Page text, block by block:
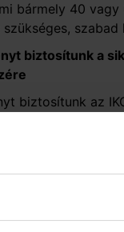
bármely 40
biztosítunk a
biztosítunk az
biztosítunk a
Pincesoron,
Villánykövesden,
(előzetes